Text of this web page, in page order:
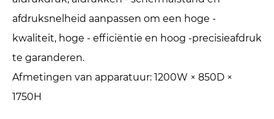
afdruksnelheid aanpassen om een ​​hoge -
kwaliteit, hoge - efficiëntie en hoog -precisieafdruk
te garanderen.
Afmetingen van apparatuur: 1200W × 850D ×
1750H